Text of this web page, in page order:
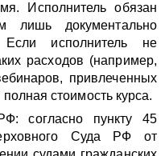
Исполнитель обязан
лишь документально
Если исполнитель не
расходов (например,
привлеченных
стоимость курса.
согласно пункту 45
Суда РФ от